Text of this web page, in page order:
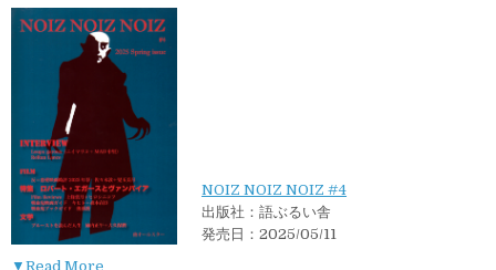
NOIZ NOIZ NOIZ #4
出版社：語ぶるい舎
発売日：2025/05/11
▼Read More